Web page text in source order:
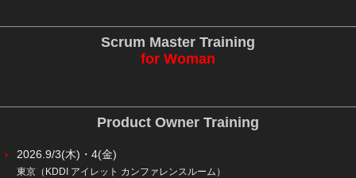
Scrum Master Training
for Woman
Product Owner Training
2026.9/3(木)・4(金)
東京（KDDI アイレット カンファレンスルーム）